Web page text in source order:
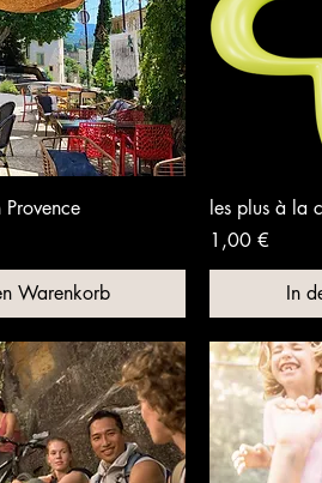
Warenkorb
les plus à la
Preis
1,00 €
In